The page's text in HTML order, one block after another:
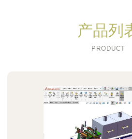
产品列
PRODUCT